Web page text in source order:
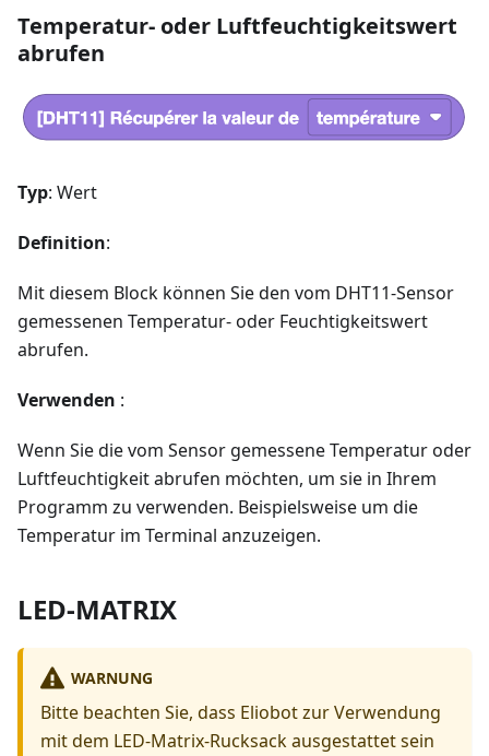
Temperatur- oder Luftfeuchtigkeitswert
abrufen
Typ: Wert
Definition:
Mit diesem Block können Sie den vom DHT11-Sensor
gemessenen Temperatur- oder Feuchtigkeitswert
abrufen.
Verwenden :
Wenn Sie die vom Sensor gemessene Temperatur oder
Luftfeuchtigkeit abrufen möchten, um sie in Ihrem
Programm zu verwenden. Beispielsweise um die
Temperatur im Terminal anzuzeigen.
LED-MATRIX
WARNUNG
Bitte beachten Sie, dass Eliobot zur Verwendung
mit dem LED-Matrix-Rucksack ausgestattet sein